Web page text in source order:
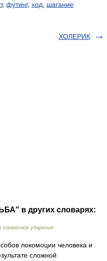
, футинг, ход шагание
ХОЛЕРИК
в других словарях:
словесное ударение
локомоции человека и
сложной